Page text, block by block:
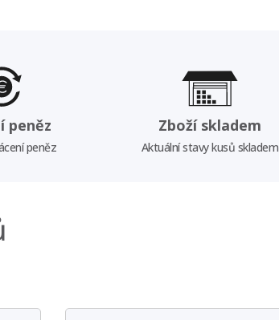
peněz
peněz
Zboží skladem
Aktuální stavy kusů skladem